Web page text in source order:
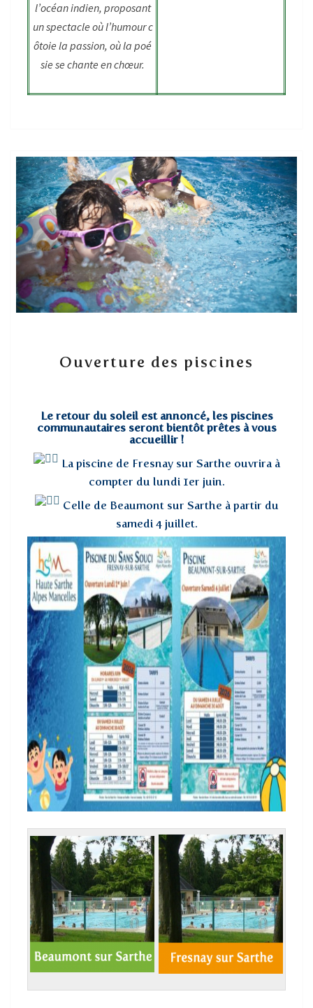
l’océan indien, proposant
un spectacle où l’humour c
ôtoie la passion, où la poé
sie se chante en chœur.
des
Ouverture des piscines
Le retour du soleil est annoncé, les piscines
communautaires seront bientôt prêtes à vous
accueillir !
La piscine de Fresnay sur Sarthe ouvrira à
compter du lundi 1er juin.
Celle de Beaumont sur Sarthe à partir du
samedi 4 juillet.